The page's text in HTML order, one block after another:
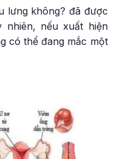
lưng không? đã được
nếu xuất hiện
có thể đang mắc một